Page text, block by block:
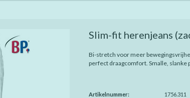
Slim-fit herenjeans
Bi-stretch voor meer
perfect draagcomfort. Smalle, slanke
Artikelnummer:
1756.311